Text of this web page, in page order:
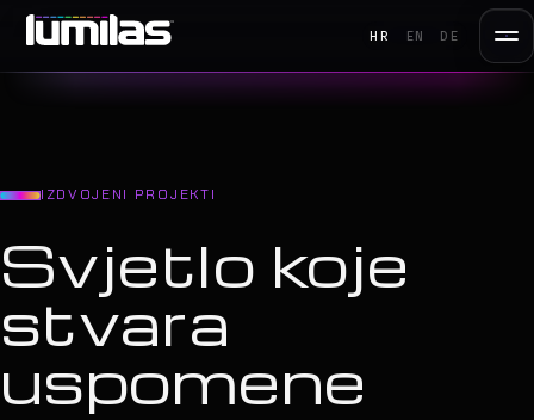
HR EN DE
IZDVOJENI PROJEKTI
Svjetlo koje
stvara
uspomene